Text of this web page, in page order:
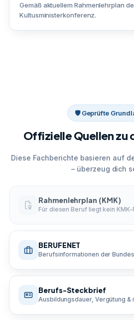
Gemäß aktuellem Rahmenlehrplan
Kultusministerkonferenz.
🛡 Geprüfte
Offizielle Quellen zu
Diese Fachberichte basieren auf
– überzeug dich
Rahmenlehrplan (KMK)
Für diesen Beruf liegt kein
BERUFENET
Berufsinformationen der
Berufs-Steckbrief
Ausbildungsdauer, Vergütung &